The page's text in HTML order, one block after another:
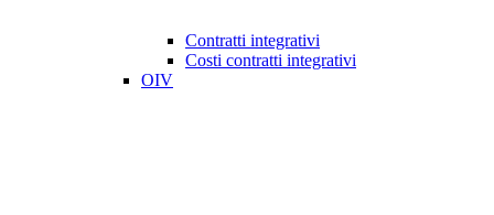
Contratti integrativi
Costi contratti integrativi
OIV